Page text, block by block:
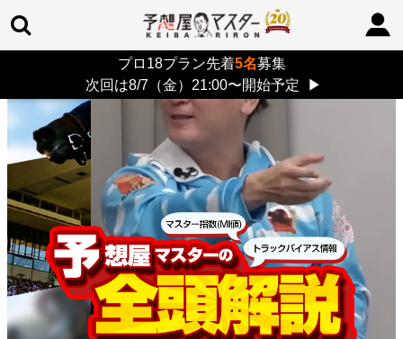
プロ18プラン先着5名募集
次回は8/7（金）21:00〜開始予定
▶
> 26/8/9 (日)